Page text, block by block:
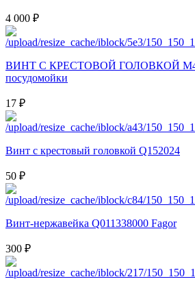
4 000 ₽
ВИНТ С КРЕСТОВОЙ ГОЛОВКОЙ
посудомойки
17 ₽
Винт с крестовый головкой Q152024
50 ₽
Винт-нержавейка Q011338000 Fagor
300 ₽